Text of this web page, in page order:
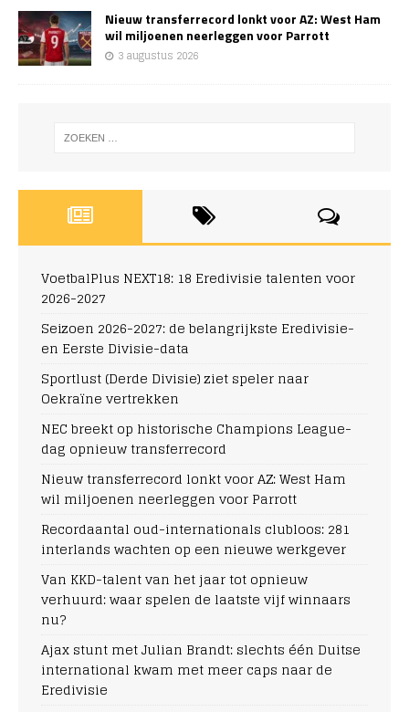
Nieuw transferrecord lonkt voor AZ: West Ham
wil miljoenen neerleggen voor Parrott
3 augustus 2026
VoetbalPlus NEXT18: 18 Eredivisie talenten voor
2026-2027
Seizoen 2026-2027: de belangrijkste Eredivisie-
en Eerste Divisie-data
Sportlust (Derde Divisie) ziet speler naar
Oekraïne vertrekken
NEC breekt op historische Champions League-
dag opnieuw transferrecord
Nieuw transferrecord lonkt voor AZ: West Ham
wil miljoenen neerleggen voor Parrott
Recordaantal oud-internationals clubloos: 281
interlands wachten op een nieuwe werkgever
Van KKD-talent van het jaar tot opnieuw
verhuurd: waar spelen de laatste vijf winnaars
nu?
Ajax stunt met Julian Brandt: slechts één Duitse
international kwam met meer caps naar de
Eredivisie